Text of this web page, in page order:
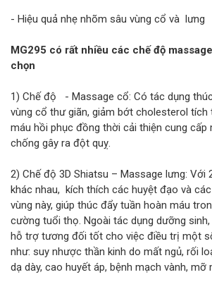
- Hiệu quả nhẹ nhõm sâu vùng cổ và lưng
MG295 có rất nhiều các chế độ
chọn
1) Chế độ - Massage cổ: Có tác dụng
vùng cổ thư giãn, giảm bớt cholesterol tích
máu hồi phục đồng thời cải thiện cung cấp
chống gây ra đột quỵ.
2) Chế độ 3D Shiatsu – Massage lưng: Với
khác nhau, kích thích các huyệt đạo và
vùng này, giúp thúc đẩy tuần hoàn máu
cường tuổi thọ. Ngoài tác dụng dưỡng
hỗ trợ tương đối tốt cho việc điều trị một
như: suy nhược thần kinh do mất ngủ, rối
dạ dày, cao huyết áp, bệnh mạch vành, mỡ